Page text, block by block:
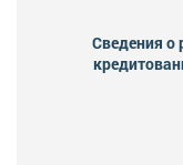
Сведения о